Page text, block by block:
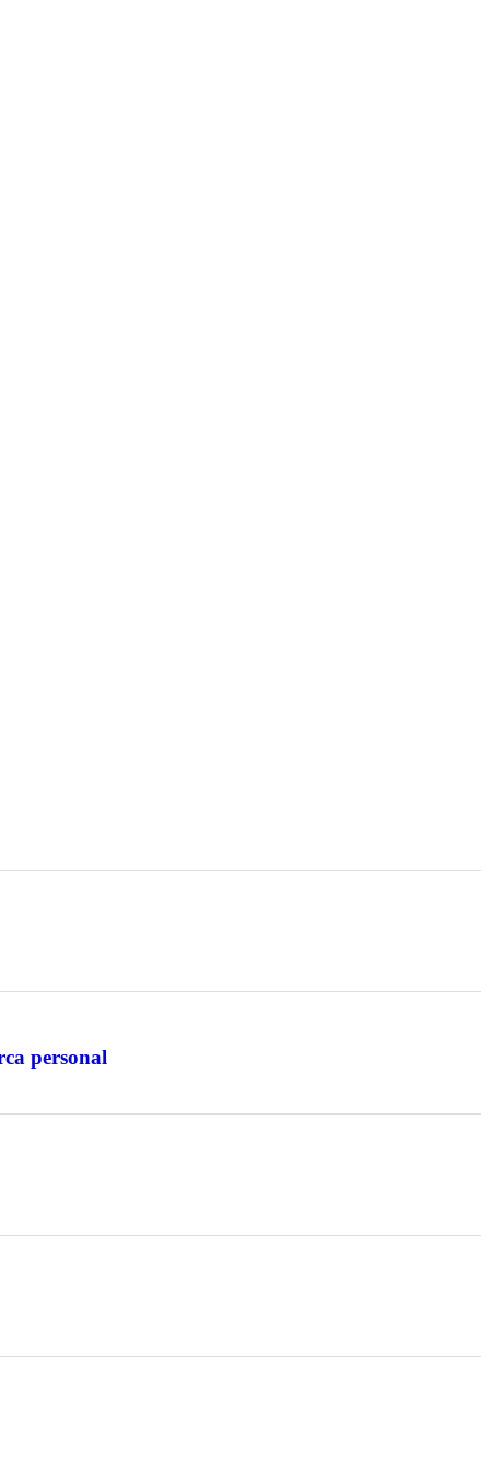
personal